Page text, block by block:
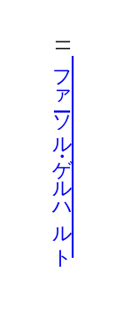
ファーソル・ゲルハルト